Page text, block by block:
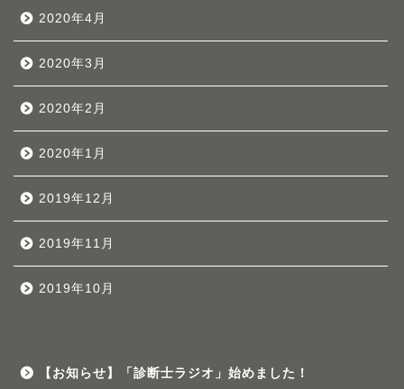
2020年4月
2020年3月
2020年2月
2020年1月
2019年12月
2019年11月
2019年10月
【お知らせ】「診断士ラジオ」始めました！